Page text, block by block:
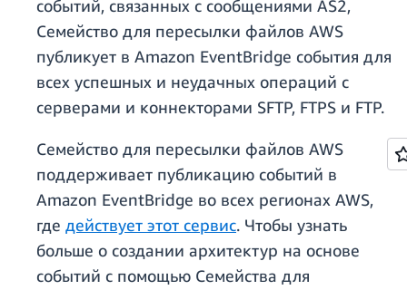
событий, связанных с сообщениями AS2,
Семейство для пересылки файлов AWS
публикует в Amazon EventBridge события для
всех успешных и неудачных операций с
серверами и коннекторами SFTP, FTPS и FTP.
Семейство для пересылки файлов AWS
поддерживает публикацию событий в
Amazon EventBridge во всех регионах AWS,
где действует этот сервис. Чтобы узнать
больше о создании архитектур на основе
событий с помощью Семейства для